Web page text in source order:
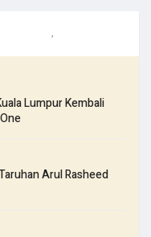
Lumpur Kembali
Arul Rasheed